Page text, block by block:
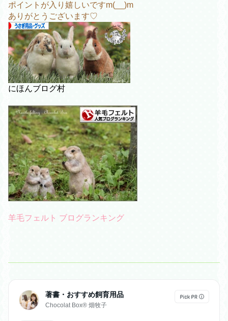
ポイントが入り嬉しいですm(__)m
ありがとうございます♡
にほんブログ村
羊毛フェルト ブログランキング
著書・おすすめ飼育用品
Chocolat Box®︎ 畑牧子